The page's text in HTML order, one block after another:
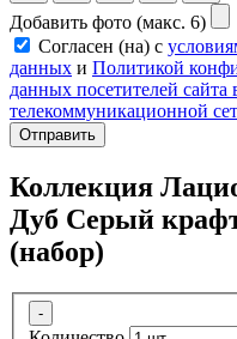
Добавить фото (макс. 6)
Согласен (на) с
данных и Политикой
данных посетителей
телекоммуникационной
Отправить
Коллекция
Дуб Серый
(набор)
-